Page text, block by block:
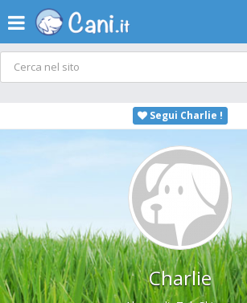
Segui Charlie !
Charlie